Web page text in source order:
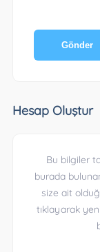
Gönder
Hesap Oluştur
Bu bilgiler
burada
size ait
tıklayarak